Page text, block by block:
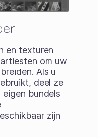
en texturen
om uw
Als u
deel ze
bundels
zijn